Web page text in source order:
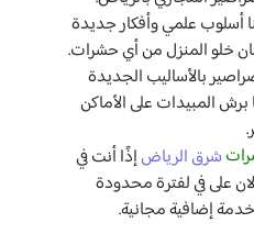
أسلوب علمي وأفكار جديدة
خلو المنزل من أي حشرات.
بالأساليب الجديدة
برش المبيدات على الأماكن
شرق الرياضإذًا أنت في
على في لفترة محدودة